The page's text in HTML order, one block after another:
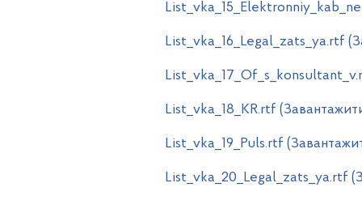
List_vka_16_Legal_zats_ya.rtf
List_vka_18_KR.rtf
List_vka_19_Puls.rtf
List_vka_20_Legal_zats_ya.rtf